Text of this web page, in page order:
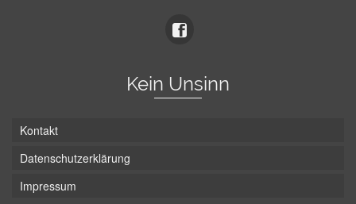
Kein Unsinn
Kontakt
Datenschutzerklärung
Impressum